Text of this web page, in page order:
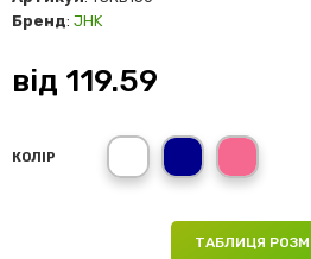
Бренд: JHK
від 119.59
КОЛІР
білий (WH)темно-синій (NY)
світло-
ТАБЛИЦЯ